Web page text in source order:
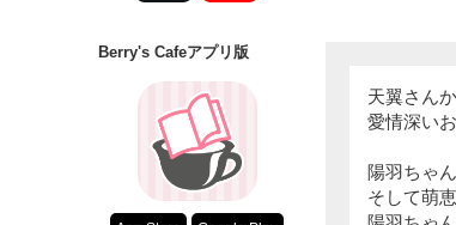
天翼さん
愛情深い
陽羽ちゃ
そして萌
Berry's Cafeアプリ版